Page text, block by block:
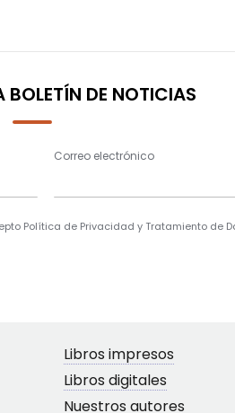
BOLETÍN DE NOTICIAS
Correo electrónico
Política de Privacidad y Tratamiento de
Libros impresos
Libros digitales
Nuestros autores